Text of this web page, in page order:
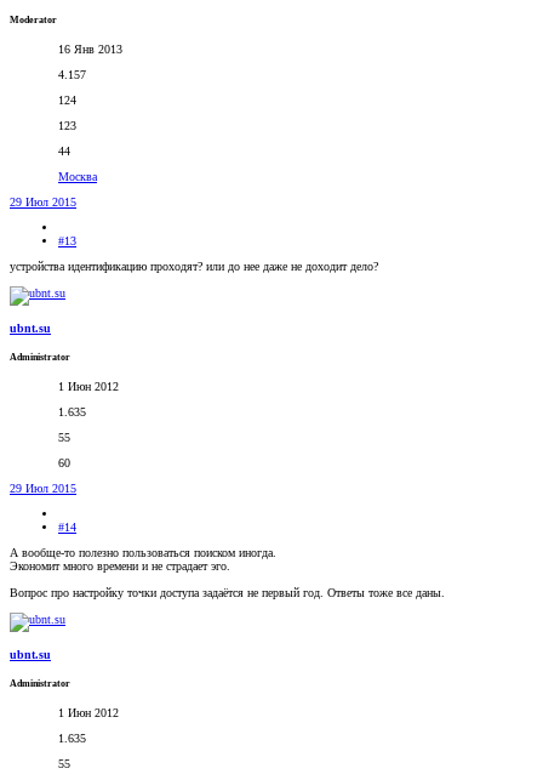
Moderator
16 Янв 2013
4.157
124
123
44
Москва
29 Июл 2015
#13
устройства идентификацию проходят? или до нее даже не доходит дело?
ubnt.su
Administrator
1 Июн 2012
1.635
55
60
29 Июл 2015
#14
А вообще-то полезно пользоваться поиском иногда.
Экономит много времени и не страдает эго.
Вопрос про настройку точки доступа задаётся не первый год. Ответы тоже все даны.
ubnt.su
Administrator
1 Июн 2012
1.635
55